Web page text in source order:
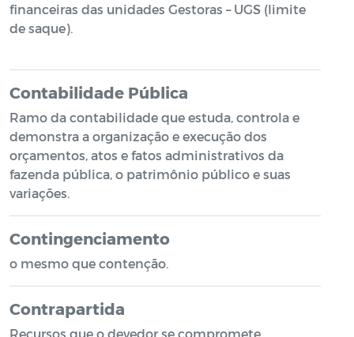
financeiras das unidades Gestoras – UGS (limite
de saque).
Contabilidade Pública
Ramo da contabilidade que estuda, controla e
demonstra a organização e execução dos
orçamentos, atos e fatos administrativos da
fazenda pública, o patrimônio público e suas
variações.
Contingenciamento
o mesmo que contenção.
Contrapartida
Recursos que o devedor se compromete,